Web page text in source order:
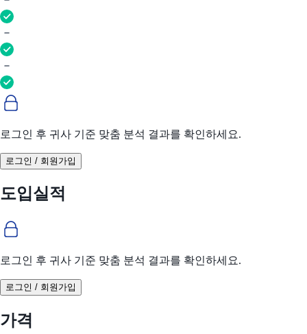
로그인 후 귀사 기준 맞춤 분석 결과를 확인하세요.
로그인 / 회원가입
도입실적
로그인 후 귀사 기준 맞춤 분석 결과를 확인하세요.
로그인 / 회원가입
가격